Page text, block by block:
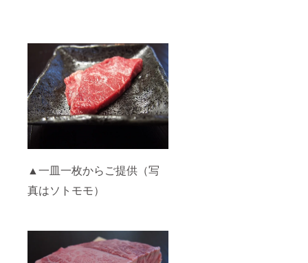
▲一皿一枚からご提供（写
真はソトモモ）